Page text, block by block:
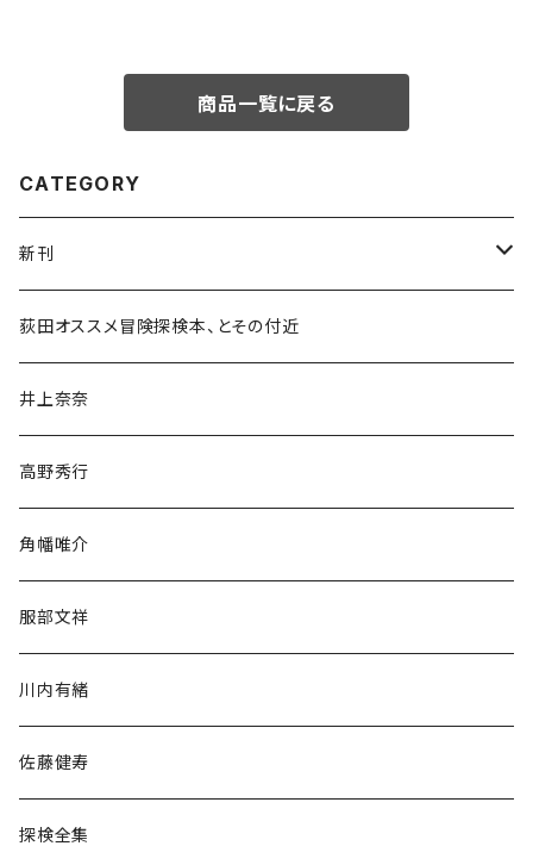
商品一覧に戻る
CATEGORY
新刊
和書
文学・小説・物語
随筆・ノンフィクション・その他
民族・風習
荻田オススメ冒険探検本、とその付近
井上奈奈
高野秀行
角幡唯介
服部文祥
川内有緒
佐藤健寿
探検全集